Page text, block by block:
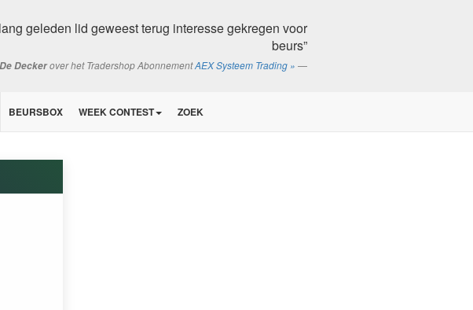
geleden lid geweest terug interesse gekregen voor
beurs”
Deckerover het Tradershop AbonnementAEX Systeem Trading »
BEURSBOX WEEK CONTEST ZOEK